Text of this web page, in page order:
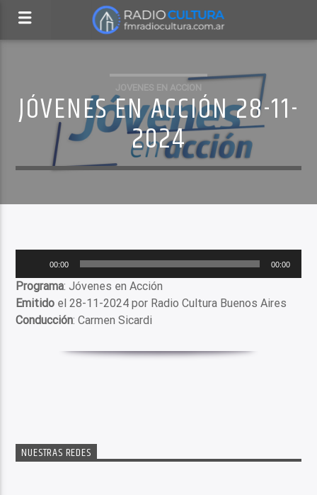
JOVENES EN ACCION
JÓVENES EN ACCIÓN 28-11-
2024
audio
00:00 00:00
Programa: Jóvenes en Acción
Emitido el 28-11-2024 por Radio Cultura Buenos Aires
Conducción: Carmen Sicardi
NUESTRAS REDES